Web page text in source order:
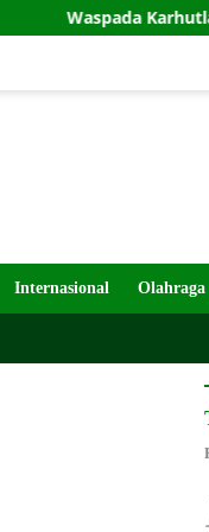
Waspada Karhutla,
Internasional Olahraga